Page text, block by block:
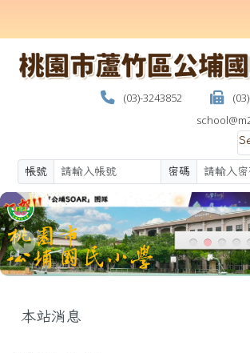
(03)-3243852
帳號 密碼
本站消息